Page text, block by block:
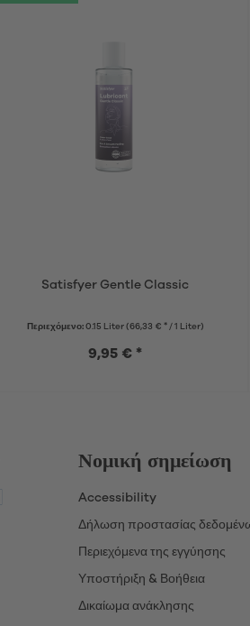
Satisfyer Gentle Classic
Περιεχόμενο: 0.15 Liter (66,33 € * / 1 Liter)
9,95 € *
Νομική σημείωση
Accessibility
Δήλωση προστασίας
Περιεχόμενα της εγγύησης
Υποστήριξη & Βοήθεια
Δικαίωμα ανάκλησης